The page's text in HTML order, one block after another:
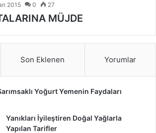
2015 0 27
MÜJDE
Son Eklenen Yorumlar
Yoğurt Yemenin Faydaları
Yanıkları İyileştiren Doğal Yağlarla
Yapılan Tarifler